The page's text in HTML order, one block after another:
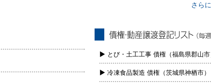
さら
新）
▶ とび・土工工事 債権（福島県郡山市
▶ 冷凍食品製造 債権（茨城県神栖市）